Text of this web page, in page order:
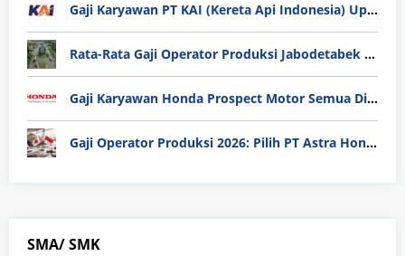
Gaji Karyawan PT KAI (Kereta Api Indonesia) Update 2025
Rata-Rata Gaji Operator Produksi Jabodetabek 2025: Bedah Tuntas UMK, Lemburan, dan Realita Hidup Buruh
Gaji Karyawan Honda Prospect Motor Semua Divisi
Gaji Operator Produksi 2026: Pilih PT Astra Honda Motor (AHM) atau Manufaktur di Jepang?
SMA/ SMK